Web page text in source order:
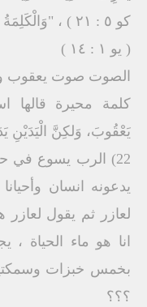
كو ٥ : ٢١ ) ، "وَالْكَلِمَةُ صَارَ جَسَدًا"
( يو ١ : ١٤ )
الصوت صوت يعقوب
كلمة محيرة قالها
يَعْقُوبَ، وَلكِنَّ الْيَدَيْنِ
22) الرب يسوع في
يدعونه انسان
لعازر ثم يقول
انا هو ماء الحياة
بخمس خبزات
؟؟؟